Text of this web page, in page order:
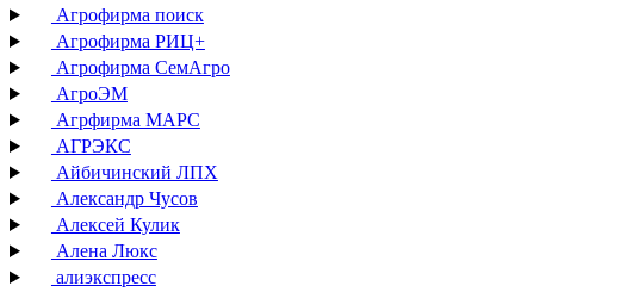
Агрофирма поиск
Агрофирма РИЦ+
Агрофирма СемАгро
АгроЭМ
Агрфирма МАРС
АГРЭКС
Айбичинский ЛПХ
Александр Чусов
Алексей Кулик
Алена Люкс
алиэкспресс